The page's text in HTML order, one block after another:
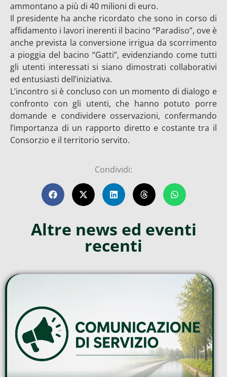
ammontano a più di 40 milioni di euro.
Il presidente ha anche ricordato che sono in corso di
affidamento i lavori inerenti il bacino “Paradiso”, ove è
anche prevista la conversione irrigua da scorrimento
a pioggia del bacino “Gatti”, evidenziando come tutti
gli utenti interessati si siano dimostrati collaborativi
ed entusiasti dell’iniziativa.
L’incontro si è concluso con un momento di dialogo e
confronto con gli utenti, che hanno potuto porre
domande e condividere osservazioni, confermando
l’importanza di un rapporto diretto e costante tra il
Consorzio e il territorio servito.
Condividi:
Altre news ed eventi
recenti